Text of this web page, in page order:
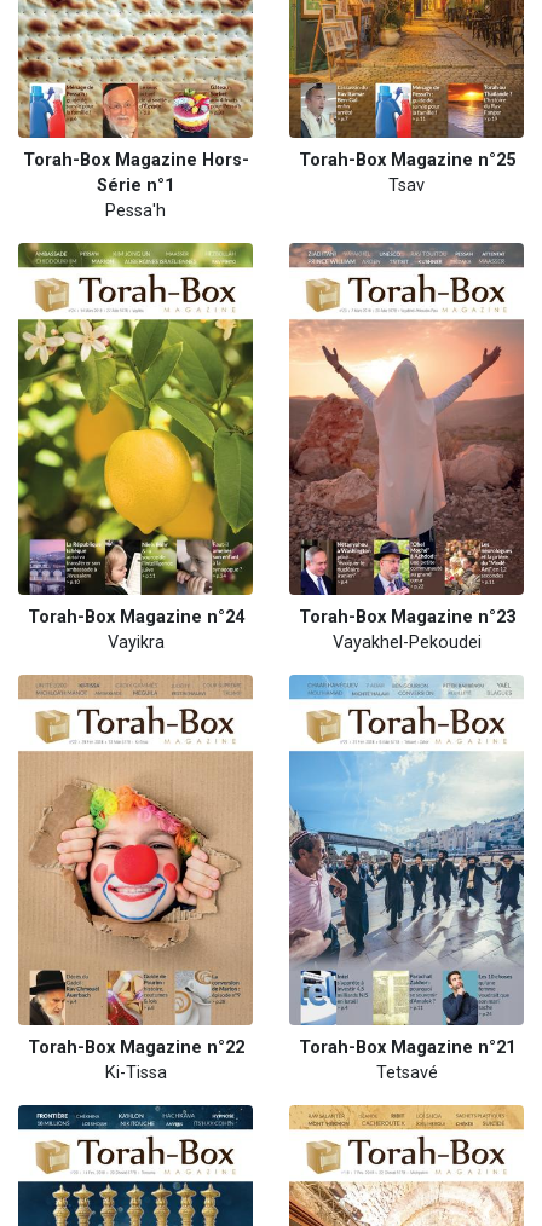
Torah-Box Magazine Hors-
Série n°1
Pessa'h
Torah-Box Magazine n°25
Tsav
Torah-Box Magazine n°24
Vayikra
Torah-Box Magazine n°23
Vayakhel-Pekoudei
Torah-Box Magazine n°22
Ki-Tissa
Torah-Box Magazine n°21
Tetsavé